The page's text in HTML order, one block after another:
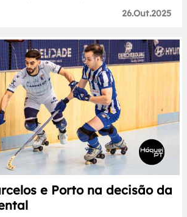
26.Out.2025
e Porto na decisão da